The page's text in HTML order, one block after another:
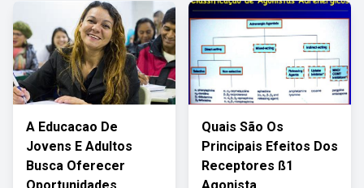
A Educacao De
Jovens E Adultos
Busca Oferecer
Quais São Os
Principais Efeitos Dos
Receptores ß1